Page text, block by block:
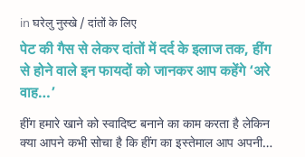
पेट की गैस से लेकर दांतों में दर्द के इलाज तक, हींग
से होने वाले इन फायदों को जानकर आप कहेंगे ‘अरे
वाह…’
हींग हमारे खाने को स्वादिष्ट बनाने का काम करता है लेकिन
क्या आपने कभी सोचा है कि हींग का इस्तेमाल आप अपनी